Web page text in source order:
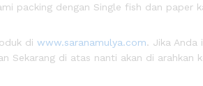
packing dengan Single fish dan paper
di www.saranamulya.com. Jika Anda
Sekarang di atas nanti akan di arahkan